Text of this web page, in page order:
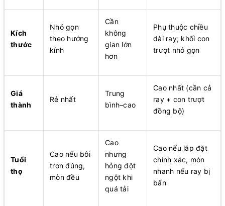
Kích
thước
Nhỏ gọn
theo hướng
kính
Cần
không
gian lớn
hơn
Phụ thuộc chiều
dài ray; khối con
trượt nhỏ gọn
Giá
thành
Rẻ nhất
Trung
bình–cao
Cao nhất (cần cả
ray + con trượt
đồng bộ)
Tuổi
thọ
Cao nếu bôi
trơn đúng,
mòn đều
Cao
nhưng
hỏng đột
ngột khi
quá tải
Cao nếu lắp đặt
chính xác, mòn
nhanh nếu ray bị
bẩn